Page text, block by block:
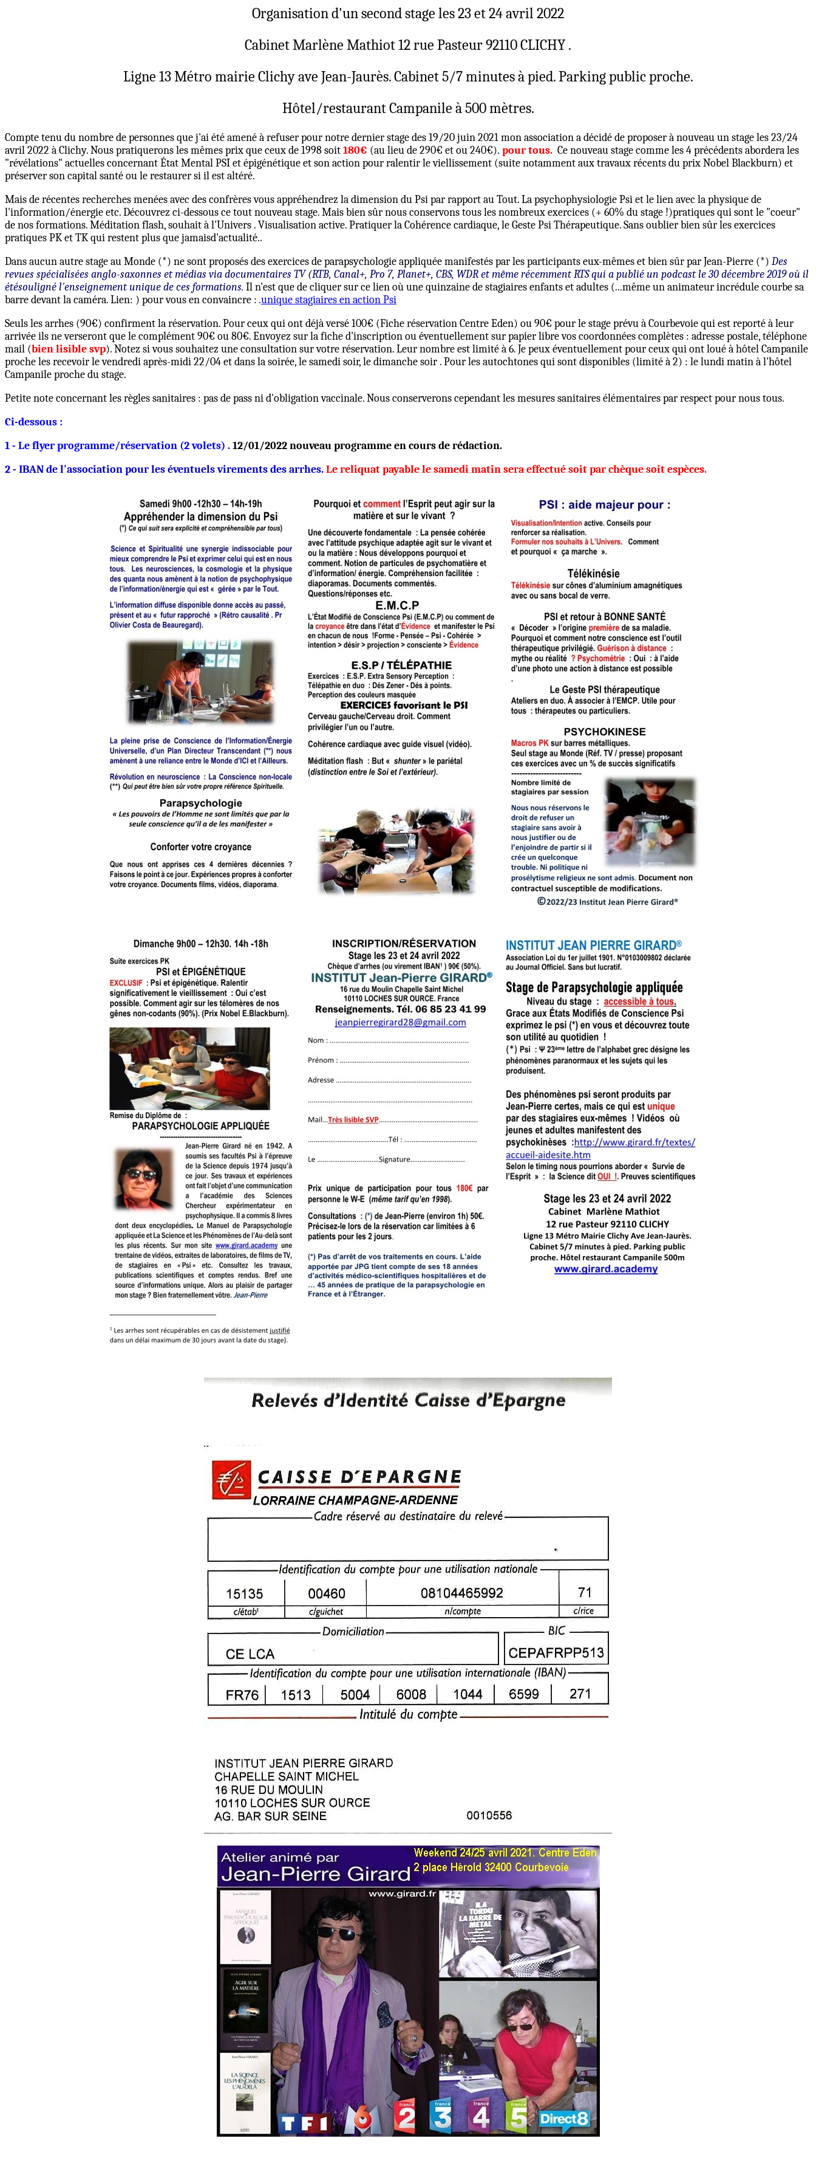
Organisation d'un second stage les 23 et 24 avril 2022
Cabinet Marlène Mathiot 12 rue Pasteur 92110 CLICHY .
Ligne 13 Métro mairie Clichy ave Jean-Jaurès. Cabinet 5/7 minutes à pied. Parking public proche.
Hôtel/restaurant Campanile à 500 mètres.
Compte tenu du nombre de personnes que j'ai été amené à refuser pour notre dernier stage des 19/20 juin 2021 mon association a décidé de proposer à nouveau un stage les 23/24
avril 2022 à Clichy. Nous pratiquerons les mêmes prix que ceux de 1998 soit180€ (au lieu de 290€ et ou 240€). pour tous. Ce nouveau stage comme les 4 précédents abordera les
"révélations" actuelles concernant État Mental PSI et épigénétique et son action pour ralentir le viellissement (suite notamment aux travaux récents du prix Nobel Blackburn) et
préserver son capital santé ou le restaurer si il est altéré.
Mais de récentes recherches menées avec des confrères vous appréhendrez la dimension du Psi par rapport au Tout. La psychophysiologie Psi et le lien avec la physique de
l'information/énergie etc. Découvrez ci-dessous ce tout nouveau stage. Mais bien sûr nous conservons tous les nombreux exercices (+ 60% du stage !)pratiques qui sont le "coeur"
de nos formations. Méditation flash, souhait à l'Univers . Visualisation active. Pratiquer la Cohérence cardiaque, le Geste Psi Thérapeutique. Sans oublier bien sûr les exercices
pratiques PK et TK qui restent plus que jamaisd'actualité..
Dans aucun autre stage au Monde (*) ne sont proposés des exercices de parapsychologie appliquée manifestés par les participants eux-mêmes et bien sûr par Jean-Pierre (*) Des
revues spécialisées anglo-saxonnes et médias via documentaires TV (RTB, Canal+, Pro 7, Planet+, CBS, WDR et même récemment RTS qui a publié un podcast le 30 décembre 2019 où il
étésouligné l'enseignement unique de ces formations. Il n'est que de cliquer sur ce lien où une quinzaine de stagiaires enfants et adultes (...même un animateur incrédule courbe sa
barre devant la caméra. Lien: ) pour vous en convaincre : .unique stagiaires en action Psi
Seuls les arrhes (90€) confirment la réservation. Pour ceux qui ont déjà versé 100€ (Fiche réservation Centre Eden) ou 90€ pour le stage prévu à Courbevoie qui est reporté à leur
arrivée ils ne verseront que le complément 90€ ou 80€. Envoyez sur la fiche d'inscription ou éventuellement sur papier libre vos coordonnées complètes : adresse postale, téléphone
mail (bien lisible svp). Notez si vous souhaitez une consultation sur votre réservation. Leur nombre est limité à 6. Je peux éventuellement pour ceux qui ont loué à hôtel Campanile
proche les recevoir le vendredi après-midi 22/04 et dans la soirée, le samedi soir, le dimanche soir . Pour les autochtones qui sont disponibles (limité à 2) : le lundi matin à l'hôtel
Campanile proche du stage.
Petite note concernant les règles sanitaires : pas de pass ni d'obligation vaccinale. Nous conserverons cependant les mesures sanitaires élémentaires par respect pour nous tous.
Ci-dessous :
1 - Le flyer programme/réservation (2 volets) .12/01/2022 nouveau programme en cours de rédaction.
2 - IBAN de l'association pour les éventuels virements des arrhes.Le reliquat payable le samedi matin sera effectué soit par chèque soit espèces.